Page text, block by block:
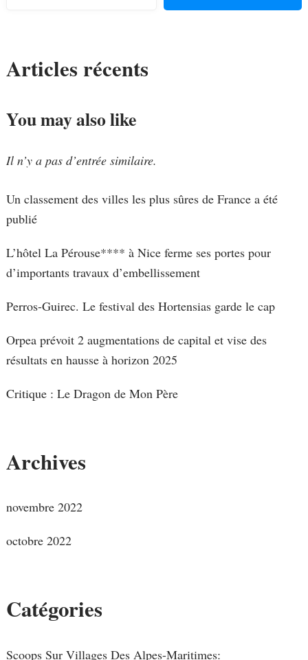
Articles récents
You may also like
Il n’y a pas d’entrée similaire.
Un classement des villes les plus sûres de France a été
publié
L’hôtel La Pérouse**** à Nice ferme ses portes pour
d’importants travaux d’embellissement
Perros-Guirec. Le festival des Hortensias garde le cap
Orpea prévoit 2 augmentations de capital et vise des
résultats en hausse à horizon 2025
Critique : Le Dragon de Mon Père
Archives
novembre 2022
octobre 2022
Catégories
Scoops Sur Villages Des Alpes-Maritimes: